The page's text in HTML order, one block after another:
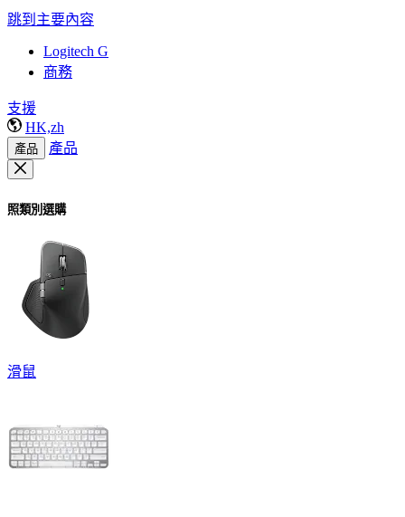
跳到主要內容
Logitech G
商務
支援
HK,zh
產品 產品
照類別選購
滑鼠